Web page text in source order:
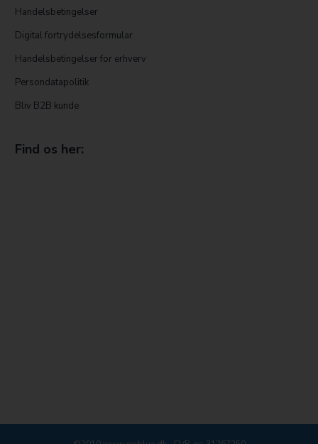
Handelsbetingelser
Digital fortrydelsesformular
Handelsbetingelser for erhverv
Persondatapolitik
Bliv B2B kunde
Find os her: